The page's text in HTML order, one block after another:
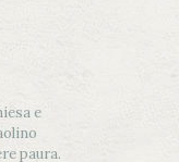
e
paura.